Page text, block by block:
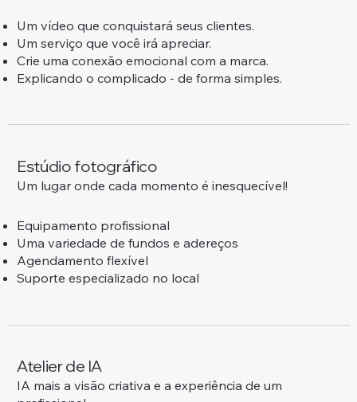
Um vídeo que conquistará seus clientes.
Um serviço que você irá apreciar.
Crie uma conexão emocional com a marca.
Explicando o complicado - de forma simples.
Estúdio fotográfico
Um lugar onde cada momento é inesquecível!
Equipamento profissional
Uma variedade de fundos e adereços
Agendamento flexível
Suporte especializado no local
Atelier de IA
IA mais a visão criativa e a experiência de um